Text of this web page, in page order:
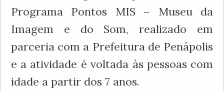
Programa Pontos MIS – Museu da
Imagem e do Som, realizado em
parceria com a Prefeitura de Penápolis
e a atividade é voltada às pessoas com
idade a partir dos 7 anos.